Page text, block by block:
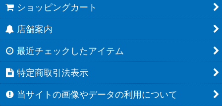
ショッピングカート
店舗案内
最近チェックしたアイテム
特定商取引法表示
当サイトの画像やデータの利用について